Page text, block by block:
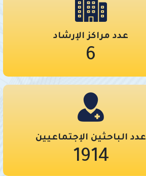
عدد مراكز الإرشاد
6
عدد الباحثين الإجتماعيين
1914